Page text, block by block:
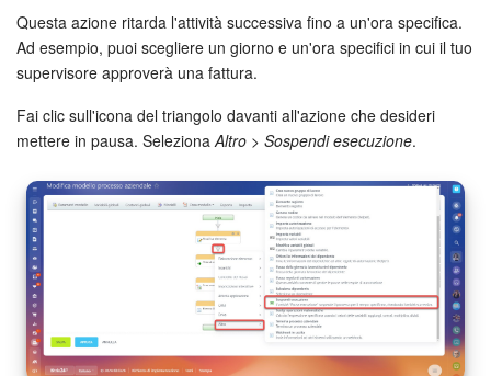
Marketing
Telefonia
Mio profilo
Bitrix24 On-Premise
Questa azione ritarda l'attività successiva fino a un'ora specifica.
Ad esempio, puoi scegliere un giorno e un'ora specifici in cui il tuo
supervisore approverà una fattura.
Fai clic sull'icona del triangolo davanti all'azione che desideri
mettere in pausa. Seleziona Altro > Sospendi esecuzione.